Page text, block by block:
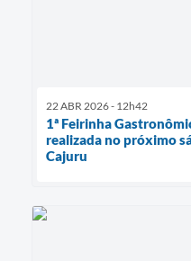
22 ABR 2026 - 12h42
1ª Feirinha
realizada no próximo
Cajuru